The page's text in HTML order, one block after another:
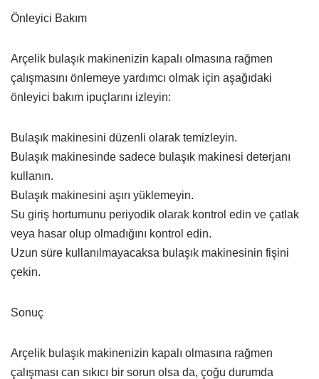
Önleyici Bakım
Arçelik bulaşık makinenizin kapalı olmasına rağmen
çalışmasını önlemeye yardımcı olmak için aşağıdaki
önleyici bakım ipuçlarını izleyin:
Bulaşık makinesini düzenli olarak temizleyin.
Bulaşık makinesinde sadece bulaşık makinesi deterjanı
kullanın.
Bulaşık makinesini aşırı yüklemeyin.
Su giriş hortumunu periyodik olarak kontrol edin ve çatlak
veya hasar olup olmadığını kontrol edin.
Uzun süre kullanılmayacaksa bulaşık makinesinin fişini
çekin.
Sonuç
Arçelik bulaşık makinenizin kapalı olmasına rağmen
çalışması can sıkıcı bir sorun olsa da, çoğu durumda